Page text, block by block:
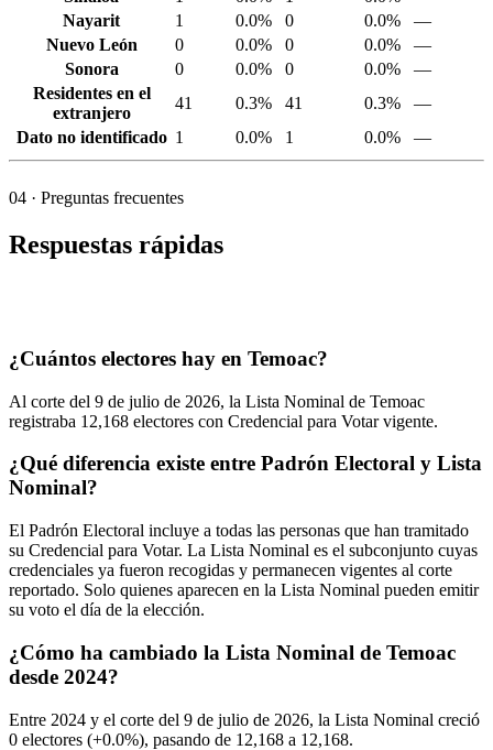
Nayarit
1 0.0% 0 0.0%
—
Nuevo León
0 0.0% 0 0.0%
—
Sonora
0 0.0% 0 0.0%
—
Residentes en el
extranjero
41 0.3% 41 0.3%
—
Dato no identificado 1 0.0% 1 0.0% —
04 · Preguntas frecuentes
Respuestas rápidas
¿Cuántos electores hay en Temoac?
Al corte del 9 de julio de 2026, la Lista Nominal de Temoac
registraba 12,168 electores con Credencial para Votar vigente.
¿Qué diferencia existe entre Padrón Electoral y Lista
Nominal?
El Padrón Electoral incluye a todas las personas que han tramitado
su Credencial para Votar. La Lista Nominal es el subconjunto cuyas
credenciales ya fueron recogidas y permanecen vigentes al corte
reportado. Solo quienes aparecen en la Lista Nominal pueden emitir
su voto el día de la elección.
¿Cómo ha cambiado la Lista Nominal de Temoac
desde 2024?
Entre 2024 y el corte del 9 de julio de 2026, la Lista Nominal creció
0 electores (+0.0%), pasando de 12,168 a 12,168.